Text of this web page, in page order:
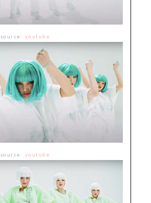
source: youtube
source: youtube